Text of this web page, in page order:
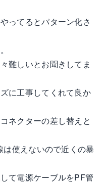
ってるとパターン化さ
難しいとお聞きしてま
に工事してくれて良か
ネクターの差し替えと
使えないので近くの暴
て電源ケーブルをPF管